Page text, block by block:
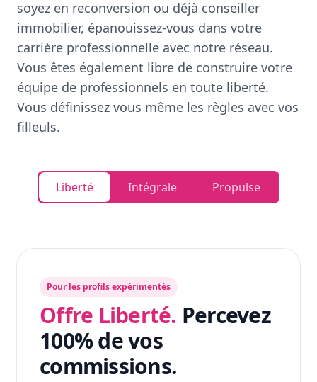
soyez en reconversion ou déjà conseiller
immobilier, épanouissez-vous dans votre
carrière professionnelle avec notre réseau.
Vous êtes également libre de construire votre
équipe de professionnels en toute liberté.
Vous définissez vous même les règles avec vos
filleuls.
Liberté Intégrale Propulse
Pour les profils expérimentés
Offre Liberté. Percevez
100% de vos
commissions.